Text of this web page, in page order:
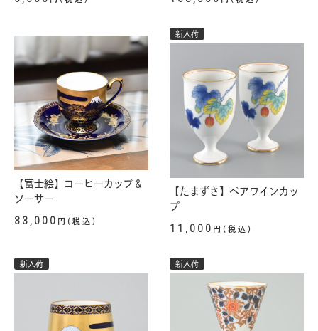
【富士絵】コーヒーカップ＆
ソーサー
33,000 円(税込)
新入荷
【たまずさ】ペアワインカッ
プ
11,000 円(税込)
新入荷 新入荷